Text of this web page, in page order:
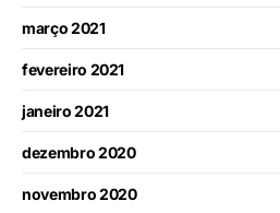
março 2021
fevereiro 2021
janeiro 2021
dezembro 2020
novembro 2020